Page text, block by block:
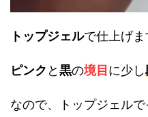
トップジェルで仕上げま
ピンク と黒の境目 に少し
なので、トップジェル